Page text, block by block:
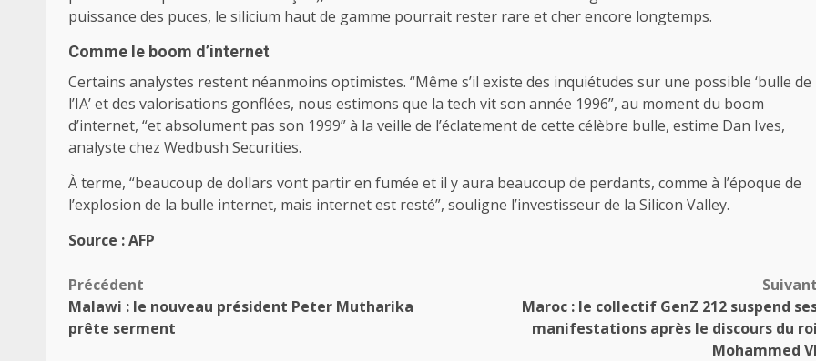
puissance des puces, le silicium haut de gamme pourrait rester rare et cher encore longtemps.
Comme le boom d’internet
Certains analystes restent néanmoins optimistes. “Même s’il existe des inquiétudes sur une possible ‘bulle de
l’IA’ et des valorisations gonflées, nous estimons que la tech vit son année 1996”, au moment du boom
d’internet, “et absolument pas son 1999” à la veille de l’éclatement de cette célèbre bulle, estime Dan Ives,
analyste chez Wedbush Securities.
À terme, “beaucoup de dollars vont partir en fumée et il y aura beaucoup de perdants, comme à l’époque de
l’explosion de la bulle internet, mais internet est resté”, souligne l’investisseur de la Silicon Valley.
Source : AFP
Navigation
d’article
Précédent
Malawi : le nouveau président Peter Mutharika
prête serment
Maroc : le collectif GenZ 212 suspend
manifestations après le discours du
Mohammed